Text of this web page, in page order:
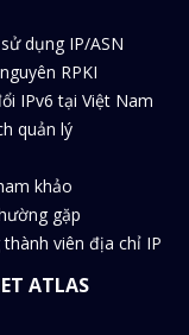
dụng IP/ASN
RPKI
IPv6 tại Việt Nam
quản lý
khảo
gặp
thành viên địa chỉ IP
ATLAS